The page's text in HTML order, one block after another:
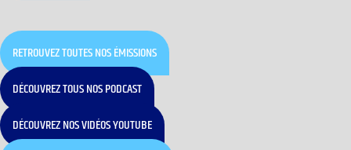
RETROUVEZ TOUTES NOS ÉMISSIONS
DÉCOUVREZ TOUS NOS PODCAST
DÉCOUVREZ NOS VIDÉOS YOUTUBE